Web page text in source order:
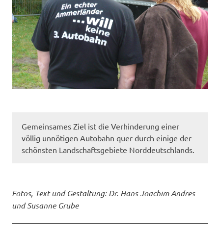
Gemeinsames Ziel ist die Verhinderung einer
völlig unnötigen Autobahn quer durch einige der
schönsten Landschaftsgebiete Norddeutschlands.
Fotos, Text und Gestaltung: Dr. Hans-Joachim Andres
und Susanne Grube